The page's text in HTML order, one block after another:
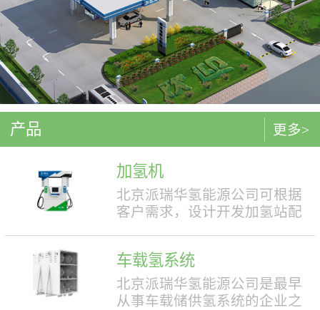
产品
加氢机
北京派瑞华氢能源公司可根据
客户需求，设计开发加氢站配
结构设计合理，便于操作，外
形美观，安全性强。具有双面
液晶显示屏，能支持IC卡、移
车载氢系统
北京派瑞华氢能源公司是最早
从事车载储供氢系统的企业之
更多>